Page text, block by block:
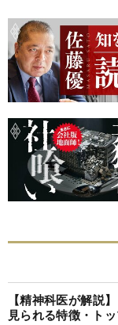
【精神科医が解説
見られる特徴・ト